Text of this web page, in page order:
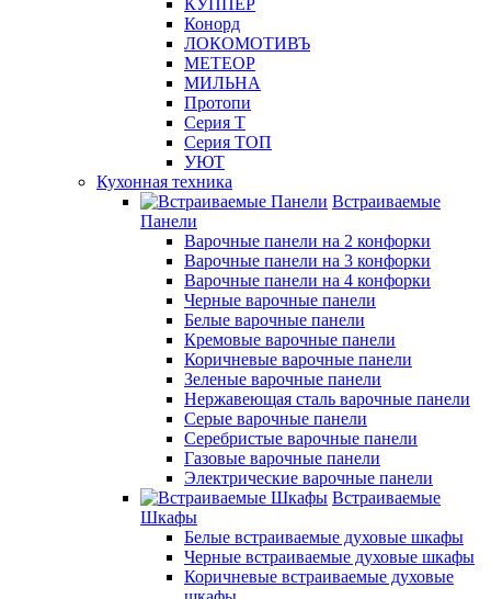
КУППЕР
Конорд
ЛОКОМОТИВЪ
МЕТЕОР
МИЛЬНА
Протопи
Серия Т
Серия ТОП
УЮТ
Кухонная техника
Встраиваемые
Панели
Варочные панели на 2 конфорки
Варочные панели на 3 конфорки
Варочные панели на 4 конфорки
Черные варочные панели
Белые варочные панели
Кремовые варочные панели
Коричневые варочные панели
Зеленые варочные панели
Нержавеющая сталь варочные панели
Серые варочные панели
Серебристые варочные панели
Газовые варочные панели
Электрические варочные панели
Встраиваемые
Шкафы
Белые встраиваемые духовые шкафы
Черные встраиваемые духовые шкафы
Коричневые встраиваемые духовые